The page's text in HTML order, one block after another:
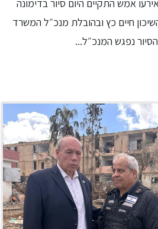
אמש התקיים היום סיור בדימונה
חיים כץ ובהובלת מנכ״ל המשרד
נפגש המנכ״ל...